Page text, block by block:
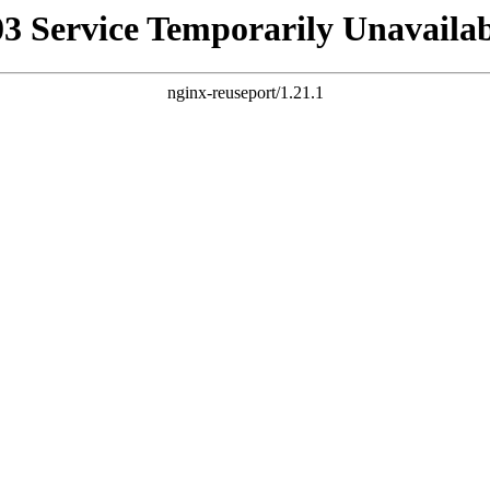
Service Temporarily
nginx-reuseport/1.21.1